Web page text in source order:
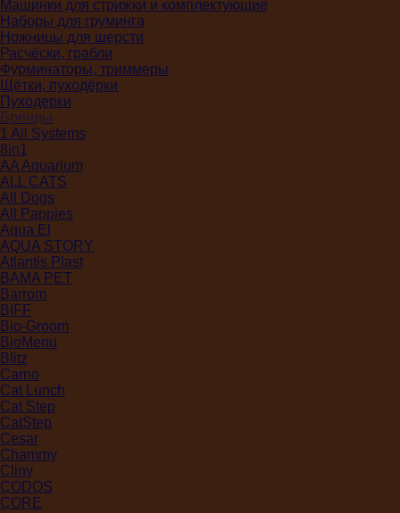
Машинки для стрижки и комплектующие
Наборы для груминга
Ножницы для шерсти
Расчёски, грабли
Фурминаторы, триммеры
Щётки, пуходёрки
Пуходерки
Бренды
1 All Systems
8in1
AA Aquarium
ALL CATS
All Dogs
All Pappies
Aqua El
AQUA STORY
Atlantis Plast
BAMA PET
Barrom
BIFF
Bio-Groom
BioMenu
Blitz
Carno
Cat Lunch
Cat Step
CatStep
Cesar
Chammy
Cliny
CODOS
CORE